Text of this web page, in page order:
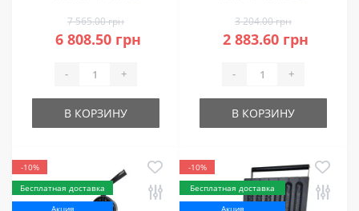
7 565.00 грн
6 808.50 грн
- +
В КОРЗИНУ
SET WB1HK
3 204.00 грн
2 883.60 грн
- +
В КОРЗИНУ
-10%
Бесплатная доставка
Акция
-10%
Бесплатная доставка
Акция